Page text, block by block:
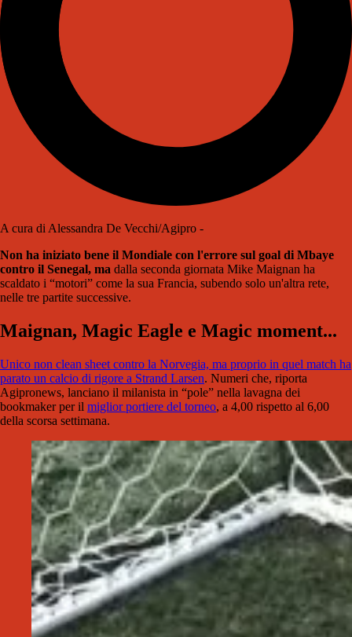
A cura di Alessandra De Vecchi/Agipro -
Non ha iniziato bene il Mondiale con l'errore sul goal di Mbaye
contro il Senegal, ma dalla seconda giornata Mike Maignan ha
scaldato i “motori” come la sua Francia, subendo solo un'altra rete,
nelle tre partite successive.
Maignan, Magic Eagle e Magic moment...
Unico non clean sheet contro la Norvegia, ma proprio in quel match ha
parato un calcio di rigore a Strand Larsen. Numeri che, riporta
Agipronews, lanciano il milanista in “pole” nella lavagna dei
bookmaker per il miglior portiere del torneo, a 4,00 rispetto al 6,00
della scorsa settimana.